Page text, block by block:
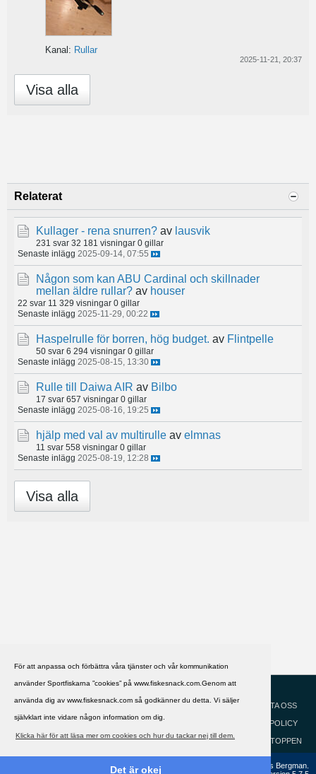
För att anpassa och förbättra våra tjänster och vår kommunikation
använder Sportfiskarna ”cookies” på www.fiskesnack.com.Genom att
använda dig av www.fiskesnack.com så godkänner du detta. Vi säljer
självklart inte vidare någon information om dig.
Klicka här för att läsa mer om cookies och hur du tackar nej till dem.
Det är okej
Kanal: Rullar
2025-11-21, 20:37
Visa alla
Relaterat
Kullager - rena snurren? av lausvik
231 svar 32 181 visningar 0 gillar
Senaste inlägg 2025-09-14, 07:55
Någon som kan ABU Cardinal och skillnader
mellan äldre rullar? av houser
22 svar 11 329 visningar 0 gillar
Senaste inlägg 2025-11-29, 00:22
Haspelrulle för borren, hög budget. av Flintpelle
50 svar 6 294 visningar 0 gillar
Senaste inlägg 2025-08-15, 13:30
Rulle till Daiwa AIR av Bilbo
17 svar 657 visningar 0 gillar
Senaste inlägg 2025-08-16, 19:25
hjälp med val av multirulle av elmnas
11 svar 558 visningar 0 gillar
Senaste inlägg 2025-08-19, 12:28
Visa alla
HJÄLP
KONTAKTA OSS
COOKIEPOLICY
GÅ TILL TOPPEN
Copyright ©2002 - 2021, FiskeSnack.com. Grundad 2002 av Anders Bergman.